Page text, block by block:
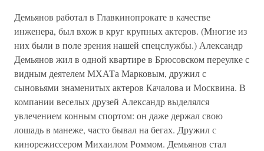
Демьянов работал в Главкинопрокате в качестве
инженера, был вхож в круг крупных актеров. (Многие из
них были в поле зрения нашей спецслужбы.) Александр
Демьянов жил в одной квартире в Брюсовском переулке с
видным деятелем МХАТа Марковым, дружил с
сыновьями знаменитых актеров Качалова и Москвина. В
компании веселых друзей Александр выделялся
увлечением конным спортом: он даже держал свою
лошадь в манеже, часто бывал на бегах. Дружил с
кинорежиссером Михаилом Роммом. Демьянов стал